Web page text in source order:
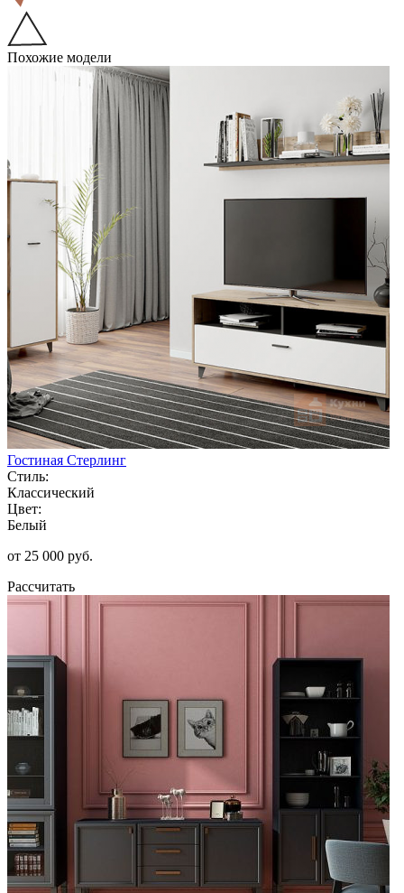
Похожие модели
Гостиная Стерлинг
Стиль:
Классический
Цвет:
Белый
от 25 000 руб.
Рассчитать